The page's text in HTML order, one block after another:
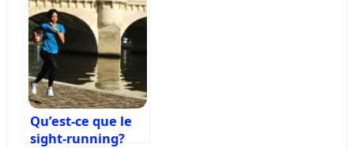
Qu’est-ce que le
sight-running?